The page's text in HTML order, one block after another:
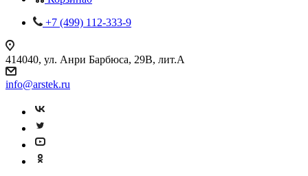
+7 (499) 112-333-9
414040, ул. Анри Барбюса, 29В, лит.А
info@arstek.ru